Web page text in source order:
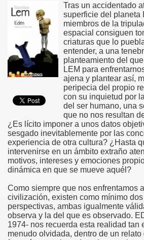
Tras un accidentado
superficie del planeta
miembros de la
espacial consiguen
criaturas que lo
entender, a una
planteamiento del
LEM para
ajena y plantear así,
peripecia del propio
con su inquietud por
del ser humano, una
que no nos resultan
¿Es lícito imponer a unos datos
sesgado inevitablemente por las
experiencia de otra cultura? ¿Hasta
intervenirse en un ámbito extraño
motivos, intereses y emociones
dinámica en que se mueve aquél?
Como siempre que nos enfrentamos
civilización, existen como mínimo
perspectivas, ambas igualmente
observa y la del que es observado.
1974- nos recuerda esta realidad tan
menudo olvidada, dentro de un relato